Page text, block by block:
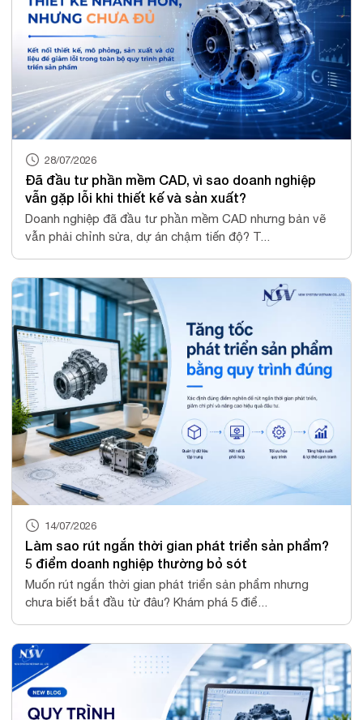
28/07/2026
Đã đầu tư phần mềm CAD, vì sao doanh nghiệp
vẫn gặp lỗi khi thiết kế và sản xuất?
Doanh nghiệp đã đầu tư phần mềm CAD nhưng bản vẽ
vẫn phải chỉnh sửa, dự án chậm tiến độ? T...
14/07/2026
Làm sao rút ngắn thời gian phát triển sản phẩm?
5 điểm doanh nghiệp thường bỏ sót
Muốn rút ngắn thời gian phát triển sản phẩm nhưng
chưa biết bắt đầu từ đâu? Khám phá 5 điể...